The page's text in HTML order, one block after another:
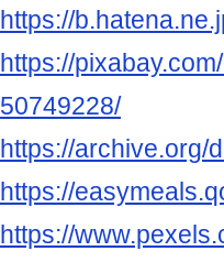
https://
https://
50749228/
https://archive.org/
https://
https://